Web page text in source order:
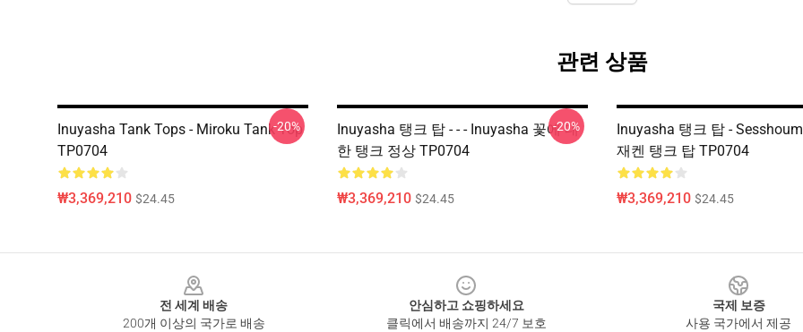
관련 상품
Inuyasha Tank Tops - Miroku Tank Top
TP0704
₩3,369,210 $24.45
-20%
Inuyasha 탱크 탑 - - - Inuyasha 꽃에 대
한 탱크 정상 TP0704
₩3,369,210 $24.45
-20%
Inuyasha 탱크 탑 -
재켄 탱크 탑 TP0704
₩3,369,210 $24.45
전 세계 배송
200개 이상의 국가로 배송
안심하고 쇼핑하세요
클릭에서 배송까지 24/7 보호
국제 보증
사용 국가에서 제공